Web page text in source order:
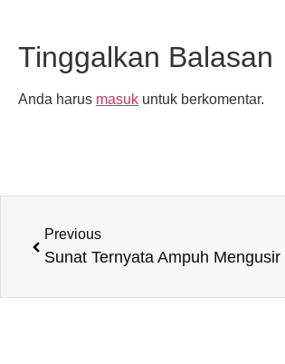
Tinggalkan Balasan
Anda harus masuk untuk berkomentar.
Previous
Sunat Ternyata Ampuh